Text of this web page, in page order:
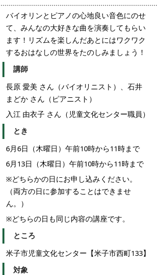
バイオリンとピアノの心地良い音色にのせ
て、みんなの大好きな曲を演奏してもらい
ます！リズムを楽しんだあとにはワクワク
するおはなしの世界をたのしみましょう！
講師
長原 愛美 さん（バイオリニスト）、石井
まどか さん（ピアニスト）
入江 由衣子 さん（児童文化センター職員）
とき
6月6日（木曜日）午前10時から11時まで
6月13日（木曜日）午前10時から11時まで
※どちらかの日にお申し込みください。
（両方の日に参加することはできませ
ん。）
※どちらの日も同じ内容の講座です。
ところ
米子市児童文化センター【米子市西町133】
対象